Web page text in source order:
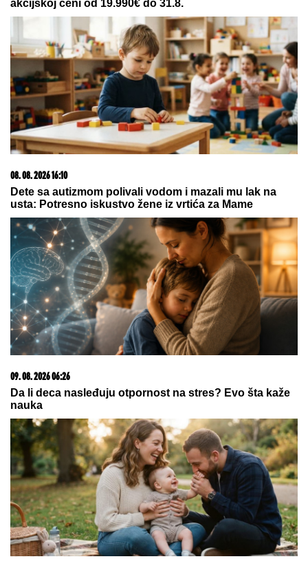
20. 07. 2026 08:04
REGISTRUJ SE UZ PROMO KOD CASINO Preuzmi
1500 BESPLATNIH SPINOVA
09. 08. 2026 06:24
Mame, danas ne čistimo kuću. Poštujemo Svetog
Panteliju
03. 08. 2026 13:23
Hibrid broj 1 koji osvaja Evropu, sada po specijalnoj
akcijskoj ceni od 19.990€ do 31.8.